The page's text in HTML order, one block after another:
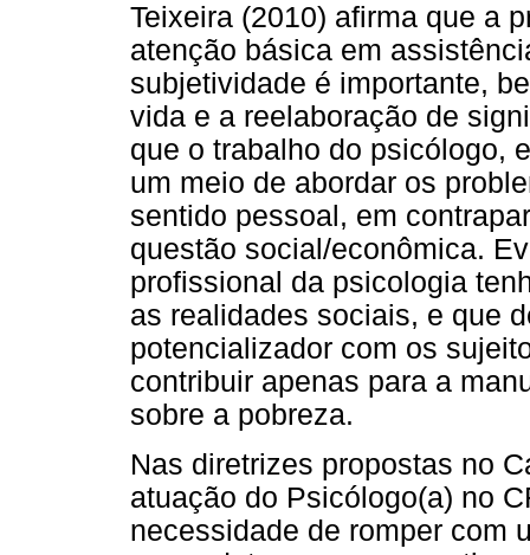
Teixeira (2010) afirma que a
atenção básica em
subjetividade é importante,
vida e a reelaboração de
que o trabalho do psicólogo,
um meio de abordar os
sentido pessoal, em
questão social/econômica.
profissional da psicologia
as realidades sociais, e que
potencializador com os
contribuir apenas para a
sobre a pobreza.
Nas diretrizes propostas no
atuação do Psicólogo(a) no
necessidade de romper com